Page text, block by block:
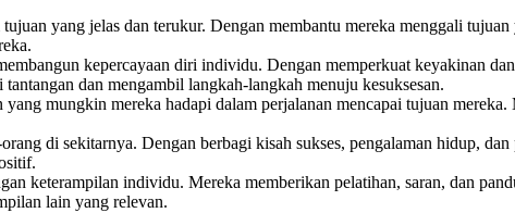
yang jelas dan terukur. Dengan membantu mereka menggali
kepercayaan diri individu. Dengan memperkuat keyakinan
dan mengambil langkah-langkah menuju kesuksesan.
mungkin mereka hadapi dalam perjalanan mencapai tujuan
di sekitarnya. Dengan berbagi kisah sukses, pengalaman hidup,
keterampilan individu. Mereka memberikan pelatihan, saran, dan
lain yang relevan.